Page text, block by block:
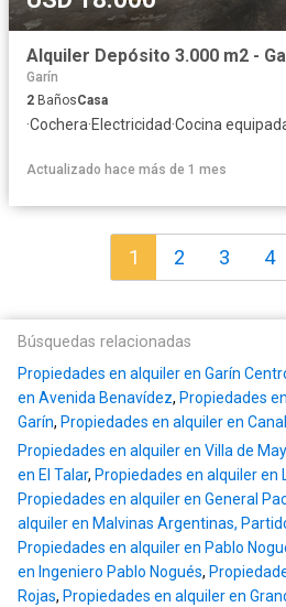
Alquiler Depósito 3.000 m2 -
Garín
2 BañosCasa
·Cochera·Electricidad·Cocina
Actualizado hace más de 1 mes
1 2 3 4
Búsquedas relacionadas
Propiedades en alquiler en Garín
en Avenida Benavídez, Propiedades
Garín, Propiedades en alquiler en
Propiedades en alquiler en Villa de
en El Talar, Propiedades en alquiler en
Propiedades en alquiler en General
alquiler en Malvinas Argentinas,
Propiedades en alquiler en Pablo
en Ingeniero Pablo Nogués,
Rojas, Propiedades en alquiler en